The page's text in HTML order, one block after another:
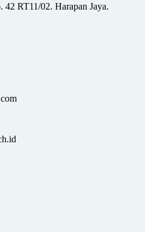
RT11/02. Harapan Jaya.